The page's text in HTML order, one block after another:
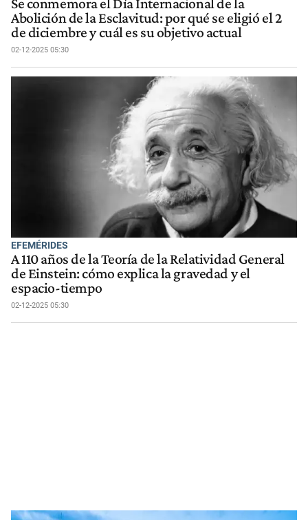
Se conmemora el Día Internacional de la
Abolición de la Esclavitud: por qué se eligió el 2
de diciembre y cuál es su objetivo actual
02-12-2025 05:30
EFEMÉRIDES
A 110 años de la Teoría de la Relatividad General
de Einstein: cómo explica la gravedad y el
espacio-tiempo
02-12-2025 05:30